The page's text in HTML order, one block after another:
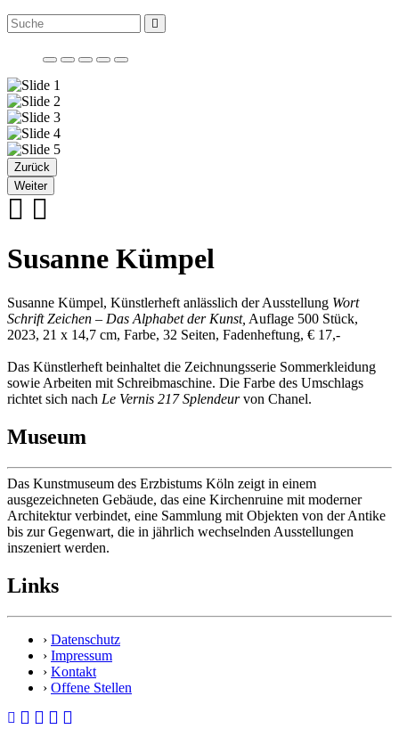
Zurück
Weiter
Susanne Kümpel
Susanne Kümpel, Künstlerheft anlässlich der Ausstellung Wort
Schrift Zeichen – Das Alphabet der Kunst, Auflage 500 Stück,
2023, 21 x 14,7 cm, Farbe, 32 Seiten, Fadenheftung, € 17,-
Das Künstlerheft beinhaltet die Zeichnungsserie Sommerkleidung
sowie Arbeiten mit Schreibmaschine. Die Farbe des Umschlags
richtet sich nach Le Vernis 217 Splendeurvon Chanel.
Museum
Das Kunstmuseum des Erzbistums Köln zeigt in einem
ausgezeichneten Gebäude, das eine Kirchenruine mit moderner
Architektur verbindet, eine Sammlung mit Objekten von der Antike
bis zur Gegenwart, die in jährlich wechselnden Ausstellungen
inszeniert werden.
Links
› Datenschutz
› Impressum
› Kontakt
› Offene Stellen